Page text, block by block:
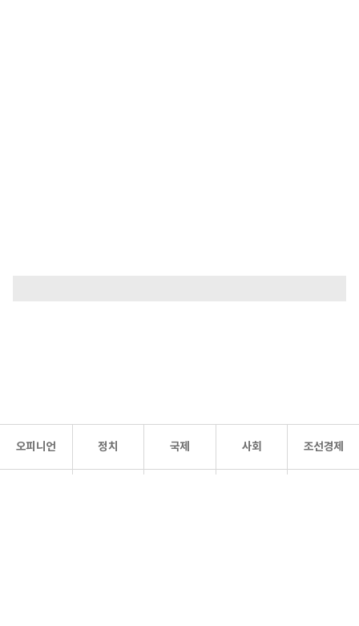
오피니언 정치 국제 사회 조선경제